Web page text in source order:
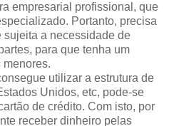
empresarial profissional, que
Portanto, precisa
sujeita a necessidade de
para que tenha um
menores.
utilizar a estrutura de
Unidos, etc, pode-se
de crédito. Com isto, por
receber dinheiro pelas